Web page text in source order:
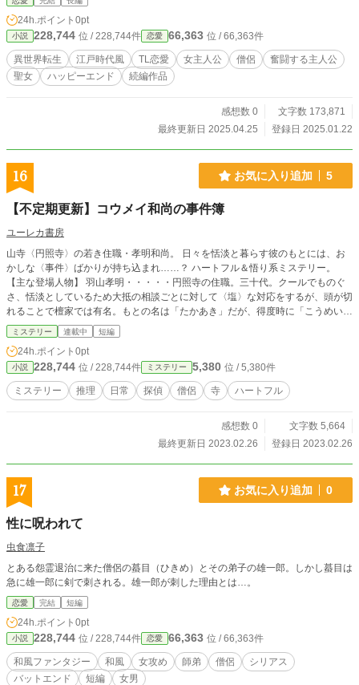
24h.ポイント 0pt
小説 228,744 位 / 228,744件 恋愛 66,363 位 / 66,363件
異世界転生 江戸時代風 TL恋愛 女主人公 僧侶
奮闘する主人公
聖女
ハッピーエンド 続編作品
感想数 0
文字数 173,871
最終更新日 2025.04.25
登録日 2025.01.22
16 お気に入り追加 5
【不定期更新】コウメイ和尚の事件簿
ユーレカ書房
山寺〈円照寺〉の若き住職・孝明和尚。 日々を恬淡と暮らす彼のもとには、お
かしな〈事件〉ばかりが持ち込まれ……？ ハートフル＆悟り系ミステリー。
【主な登場人物】 羽山孝明・・・・・円照寺の住職。三十代。クールでものぐ
さ、恬淡としているため大抵の相談ごとに対して〈塩〉な対応をするが、頭が切
れることで檀家では有名。もとの名は「たかあき」だが、得度時に「こうめい」
という読みに改めた。 桜子・・・・・・・円照寺の近所に住む女子高生。家が
円照寺の檀家だったため、小さい頃から孝明の知り合い。孝明からは実の妹のよ
うに（雑に）扱われている。孝明に〈事件〉を持ち込むのは大抵彼女。
ミステリー 連載中 短編
24h.ポイント 0pt
小説 228,744 位 / 228,744件 ミステリー 5,380 位 / 5,380件
ミステリー 推理 日常 探偵 僧侶 寺 ハートフル
感想数 0
文字数 5,664
最終更新日 2023.02.26
登録日 2023.02.26
17 お気に入り追加 0
性に呪われて
虫食凛子
とある怨霊退治に来た僧侶の蟇目（ひきめ）とその弟子の雄一郎。しかし蟇目は
急に雄一郎に剣で刺される。雄一郎が刺した理由とは…。
恋愛 完結 短編
24h.ポイント 0pt
小説 228,744 位 / 228,744件 恋愛 66,363 位 / 66,363件
和風ファンタジー 和風 女攻め 師弟 僧侶
シリアス
バットエンド
短編 女男